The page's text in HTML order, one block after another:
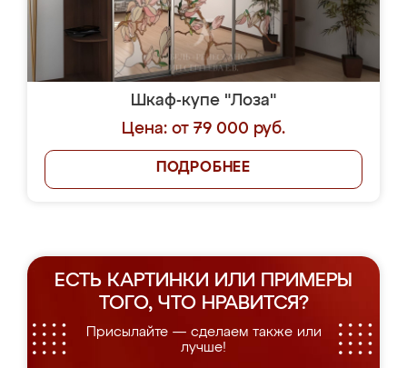
Шкаф-купе "Лоза"
Цена: от 79 000 руб.
ПОДРОБНЕЕ
ЕСТЬ КАРТИНКИ ИЛИ ПРИМЕРЫ
ТОГО, ЧТО НРАВИТСЯ?
Присылайте — сделаем также или
лучше!